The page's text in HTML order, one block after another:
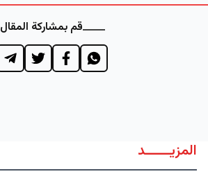
قم بمشاركة المقال
المزيــــــد